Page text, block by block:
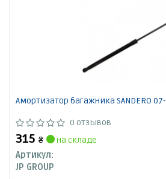
Амортизатор багажника SANDERO 07-
0 отзывов
315 ₴
на складе
Артикул:
JP GROUP